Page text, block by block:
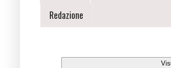
Redazione